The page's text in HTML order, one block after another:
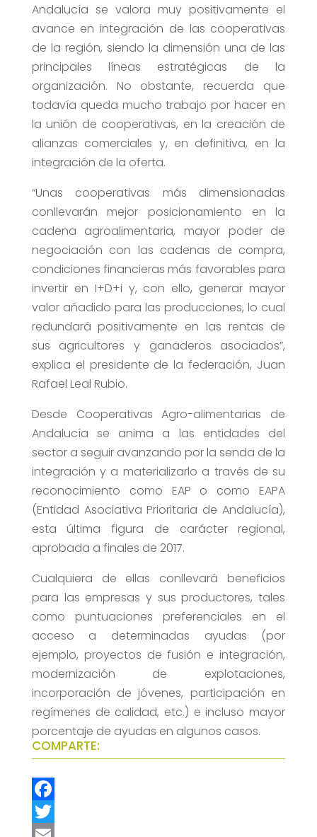
Andalucía se valora muy positivamente el
avance en integración de las cooperativas
de la región, siendo la dimensión una de las
principales líneas estratégicas de la
organización. No obstante, recuerda que
todavía queda mucho trabajo por hacer en
la unión de cooperativas, en la creación de
alianzas comerciales y, en definitiva, en la
integración de la oferta.
“Unas cooperativas más dimensionadas
conllevarán mejor posicionamiento en la
cadena agroalimentaria, mayor poder de
negociación con las cadenas de compra,
condiciones financieras más favorables para
invertir en I+D+i y, con ello, generar mayor
valor añadido para las producciones, lo cual
redundará positivamente en las rentas de
sus agricultores y ganaderos asociados”,
explica el presidente de la federación, Juan
Rafael Leal Rubio.
Desde Cooperativas Agro-alimentarias de
Andalucía se anima a las entidades del
sector a seguir avanzando por la senda de la
integración y a materializarlo a través de su
reconocimiento como EAP o como EAPA
(Entidad Asociativa Prioritaria de Andalucía),
esta última figura de carácter regional,
aprobada a finales de 2017.
Cualquiera de ellas conllevará beneficios
para las empresas y sus productores, tales
como puntuaciones preferenciales en el
acceso a determinadas ayudas (por
ejemplo, proyectos de fusión e integración,
modernización de explotaciones,
incorporación de jóvenes, participación en
regímenes de calidad, etc.) e incluso mayor
porcentaje de ayudas en algunos casos.
COMPARTE:
F